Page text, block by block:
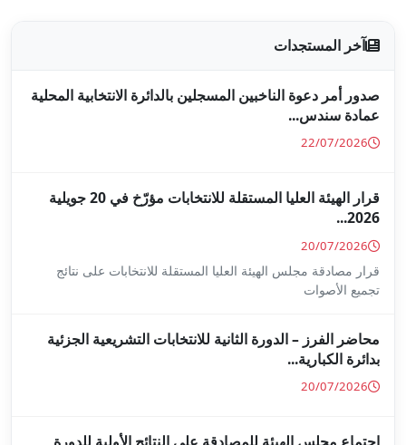
بالدائرة الانتخابية المحلية
قرار الهيئة العليا المستقلة للانتخابات مؤرّخ في 20 جويلية
المستقلة للانتخابات على نتائج
للانتخابات التشريعية الجزئية